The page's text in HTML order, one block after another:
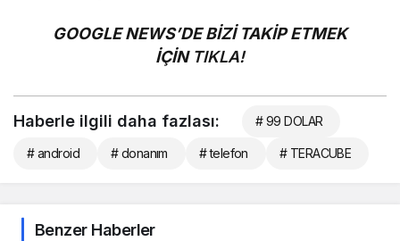
GOOGLE NEWS’DE BİZİ TAKİP ETMEK
İÇİN TIKLA!
Haberle ilgili daha fazlası: # 99 DOLAR
# android # donanım # telefon # TERACUBE
Benzer Haberler